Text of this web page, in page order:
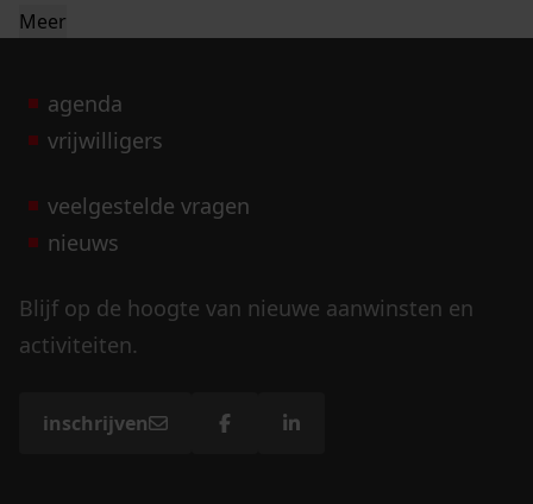
Meer
agenda
vrijwilligers
veelgestelde vragen
nieuws
Blijf op de hoogte van nieuwe aanwinsten en
activiteiten.
inschrijven